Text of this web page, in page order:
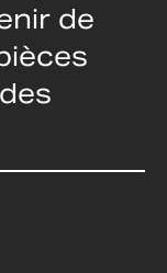
de